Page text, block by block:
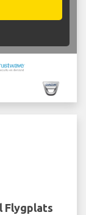
Flygplats